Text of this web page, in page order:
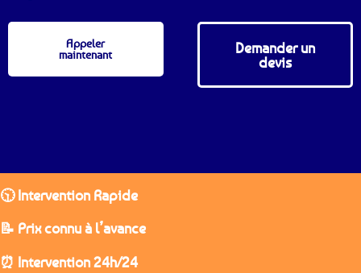
Appeler
maintenant
Demander un
devis
🕥 Intervention Rapide
📝 Prix connu à l’avance
⏰ Intervention 24h/24